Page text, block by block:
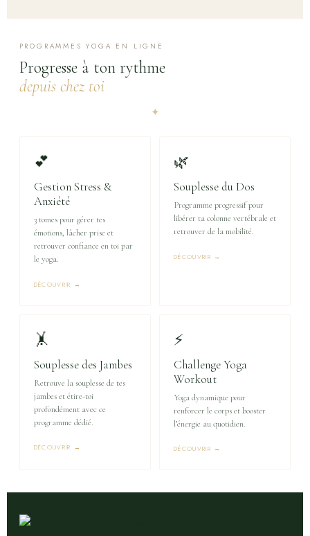
PROGRAMMES YOGA EN LIGNE
Progresse à ton rythme
depuis chez toi
✦
💕
Gestion Stress &
Anxiété
3 tomes pour gérer tes
émotions, lâcher prise et
retrouver confiance en toi par
le yoga.
DÉCOUVRIR →
🌿
Souplesse du Dos
Programme progressif pour
libérer ta colonne vertébrale et
retrouver de la mobilité.
DÉCOUVRIR →
🤸
Souplesse des Jambes
Retrouve la souplesse de tes
jambes et étire-toi
profondément avec ce
programme dédié.
DÉCOUVRIR →
⚡
Challenge Yoga
Workout
Yoga dynamique pour
renforcer le corps et booster
l’énergie au quotidien.
DÉCOUVRIR →